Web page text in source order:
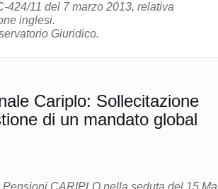
424/11 del 7 marzo 2013, relativa
inglesi.
Giuridico.
Cariplo: Sollecitazione
di un mandato global
CARIPLO nella seduta del 15